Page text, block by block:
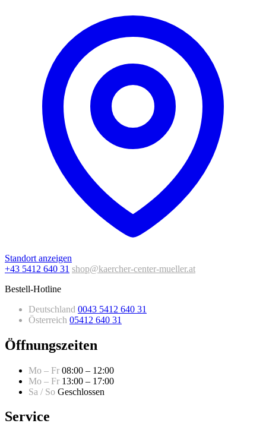
Standort anzeigen
+43 5412 640 31 shop@kaercher-center-mueller.at
Bestell-Hotline
Deutschland 0043 5412 640 31
Österreich 05412 640 31
Öffnungszeiten
Mo – Fr 08:00 – 12:00
Mo – Fr 13:00 – 17:00
Sa / So Geschlossen
Service